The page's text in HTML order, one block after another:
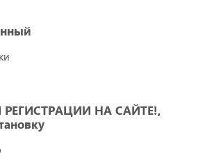
НА САЙТЕ!,